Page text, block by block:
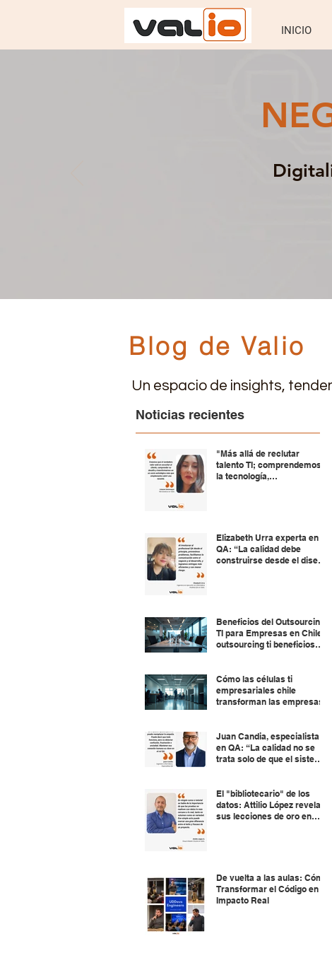
INICIO
Blog de Valio
Un espacio de insights,
Noticias recientes
"Más allá de reclutar
talento TI; comprendemos
la tecnología,
Elizabeth Urra experta en
QA: “La calidad debe
construirse desde el diseño
Beneficios del Outsourcing
TI para Empresas en Chile:
outsourcing ti beneficios
Cómo las células ti
empresariales chile
transforman las empresas
Juan Candia, especialista
en QA: “La calidad no se
trata solo de que el sistema
para usarlo.”
El "bibliotecario" de los
datos: Attilio López revela
sus lecciones de oro en
De vuelta a las aulas: Cómo
Transformar el Código en
Impacto Real